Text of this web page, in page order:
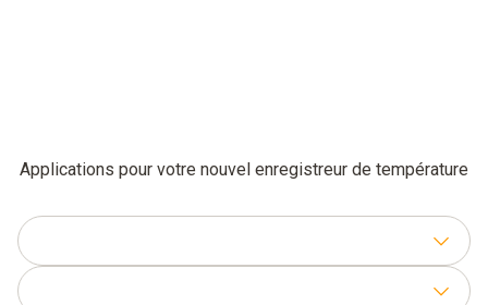
Applications pour votre nouvel enregistreur de température